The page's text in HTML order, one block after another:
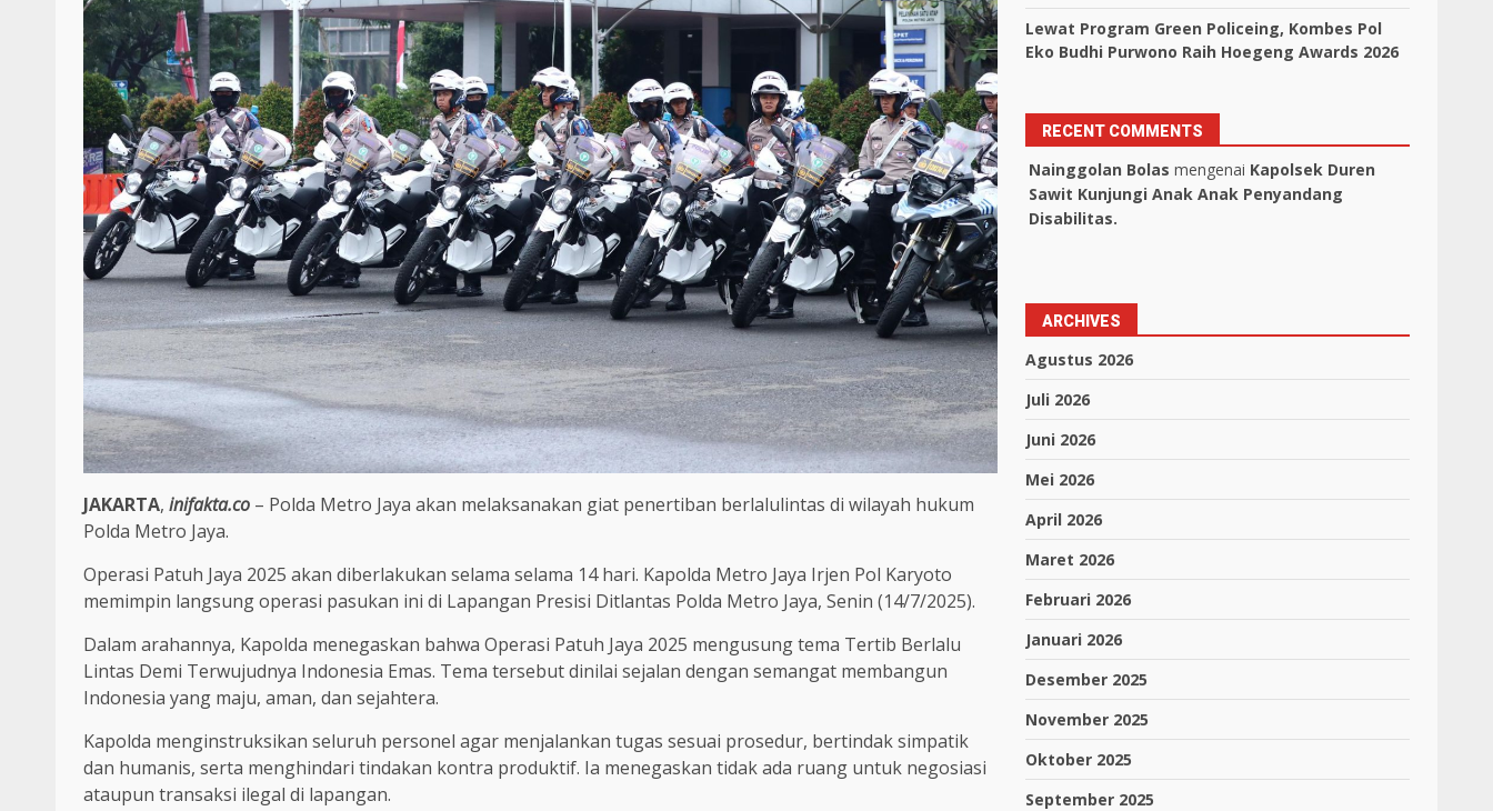
JAKARTA, inifakta.co – Polda Metro Jaya akan melaksanakan giat penertiban berlalulintas di wilayah hukum
Polda Metro Jaya.
Operasi Patuh Jaya 2025 akan diberlakukan selama selama 14 hari. Kapolda Metro Jaya Irjen Pol Karyoto
memimpin langsung operasi pasukan ini di Lapangan Presisi Ditlantas Polda Metro Jaya, Senin (14/7/2025).
Dalam arahannya, Kapolda menegaskan bahwa Operasi Patuh Jaya 2025 mengusung tema Tertib Berlalu
Lintas Demi Terwujudnya Indonesia Emas. Tema tersebut dinilai sejalan dengan semangat membangun
Indonesia yang maju, aman, dan sejahtera.
Kapolda menginstruksikan seluruh personel agar menjalankan tugas sesuai prosedur, bertindak simpatik
dan humanis, serta menghindari tindakan kontra produktif. Ia menegaskan tidak ada ruang untuk negosiasi
ataupun transaksi ilegal di lapangan.
Lewat Program Green Policeing, Kombes Pol
Eko Budhi Purwono Raih Hoegeng Awards 2026
RECENT COMMENTS
Nainggolan Bolas mengenai Kapolsek Duren
Sawit Kunjungi Anak Anak Penyandang
Disabilitas.
ARCHIVES
Agustus 2026
Juli 2026
Juni 2026
Mei 2026
April 2026
Maret 2026
Februari 2026
Januari 2026
Desember 2025
November 2025
Oktober 2025
September 2025